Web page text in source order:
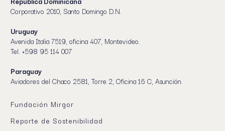
Corporativo 2010, Santo Domingo D.N.
Uruguay
Avenida Italia 7519, oficina 407, Montevideo.
Tel. +598 95 114 007
Paraguay
Aviadores del Chaco 2581, Torre 2, Oficina 16 C, Asunción.
Fundación Mirgor
Reporte de Sostenibilidad